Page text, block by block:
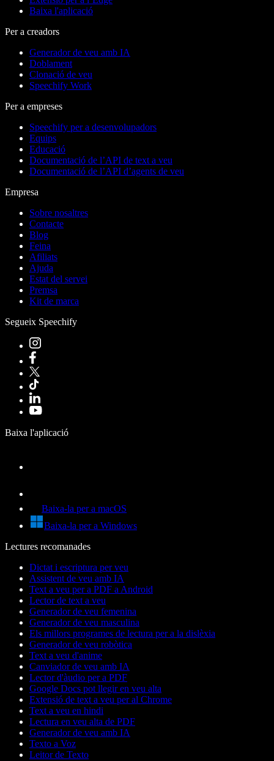
Baixa l'aplicació
Per a creadors
Generador de veu amb IA
Doblament
Clonació de veu
Speechify Work
Per a empreses
Speechify per a desenvolupadors
Equips
Educació
Documentació de l’API de text a veu
Documentació de l’API d’agents de veu
Empresa
Sobre nosaltres
Contacte
Blog
Feina
Afiliats
Ajuda
Estat del servei
Premsa
Kit de marca
Segueix Speechify
Baixa l'aplicació
Baixa-la per a macOS
Baixa-la per a Windows
Lectures recomanades
Dictat i escriptura per veu
Assistent de veu amb IA
Text a veu per a PDF a Android
Lector de text a veu
Generador de veu femenina
Generador de veu masculina
Els millors programes de lectura per a la dislèxia
Generador de veu robòtica
Text a veu d'anime
Canviador de veu amb IA
Lector d'àudio per a PDF
Google Docs pot llegir en veu alta
Extensió de text a veu per al Chrome
Text a veu en hindi
Lectura en veu alta de PDF
Generador de veu amb IA
Texto a Voz
Leitor de Texto